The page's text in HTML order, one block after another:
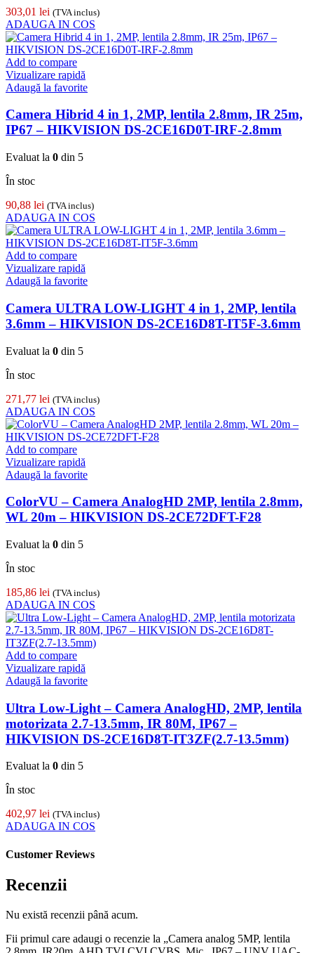
303,01 lei (TVA inclus)
ADAUGA IN COS
Add to compare
Vizualizare rapidă
Adaugă la favorite
Camera Hibrid 4 in 1, 2MP, lentila 2.8mm, IR 25m,
IP67 – HIKVISION DS-2CE16D0T-IRF-2.8mm
Evaluat la 0 din 5
În stoc
90,88 lei (TVA inclus)
ADAUGA IN COS
Add to compare
Vizualizare rapidă
Adaugă la favorite
Camera ULTRA LOW-LIGHT 4 in 1, 2MP, lentila
3.6mm – HIKVISION DS-2CE16D8T-IT5F-3.6mm
Evaluat la 0 din 5
În stoc
271,77 lei (TVA inclus)
ADAUGA IN COS
Add to compare
Vizualizare rapidă
Adaugă la favorite
ColorVU – Camera AnalogHD 2MP, lentila 2.8mm,
WL 20m – HIKVISION DS-2CE72DFT-F28
Evaluat la 0 din 5
În stoc
185,86 lei (TVA inclus)
ADAUGA IN COS
Add to compare
Vizualizare rapidă
Adaugă la favorite
Ultra Low-Light – Camera AnalogHD, 2MP, lentila
motorizata 2.7-13.5mm, IR 80M, IP67 –
HIKVISION DS-2CE16D8T-IT3ZF(2.7-13.5mm)
Evaluat la 0 din 5
În stoc
402,97 lei (TVA inclus)
ADAUGA IN COS
Customer Reviews
Recenzii
Nu există recenzii până acum.
Fii primul care adaugi o recenzie la „Camera analog 5MP, lentila